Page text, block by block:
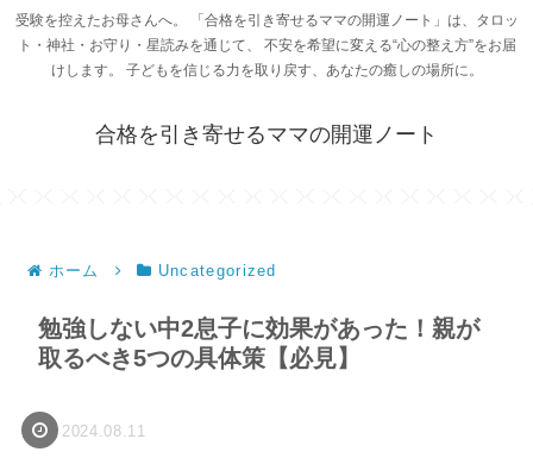
受験を控えたお母さんへ。 「合格を引き寄せるママの開運ノート」は、タロッ
ト・神社・お守り・星読みを通じて、 不安を希望に変える“心の整え方”をお届
けします。 子どもを信じる力を取り戻す、あなたの癒しの場所に。
合格を引き寄せるママの開運ノート
ホーム Uncategorized
勉強しない中2息子に効果があった！親が
取るべき5つの具体策【必見】
2024.08.11